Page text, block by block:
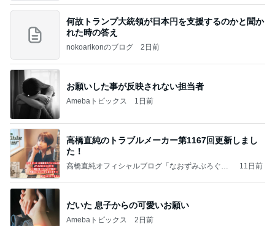
何故トランプ大統領が日本円を支援するのかと聞か
れた時の答え
nokoarikonのブログ 2日前
お願いした事が反映されない担当者
Amebaトピックス 1日前
高橋直純のトラブルメーカー第1167回更新しまし
た！
高橋直純オフィシャルブログ「なおずみぶろぐ」
11日前
だいた 息子からの可愛いお願い
Amebaトピックス 2日前